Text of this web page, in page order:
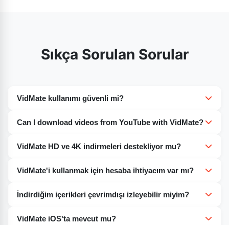
Sıkça Sorulan Sorular
VidMate kullanımı güvenli mi?
güvenilir sitelerden indirin.
Can I download videos from YouTube with VidMate?
TikTok gibi diğer sitelerden video indirmenize olanak
tanır.
VidMate HD ve 4K indirmeleri destekliyor mu?
çözünürlüğünü SD'den HD'ye ve 4K'ya kadar
seçebilirsiniz.
VidMate'i kullanmak için hesaba ihtiyacım var mı?
Hayır. Medya dosyalarınızı indirmek ve yönetmek için
kayıt olmanıza veya giriş yapmanıza gerek yoktur.
İndirdiğim içerikleri çevrimdışı izleyebilir miyim?
VidMate iOS'ta mevcut mu?